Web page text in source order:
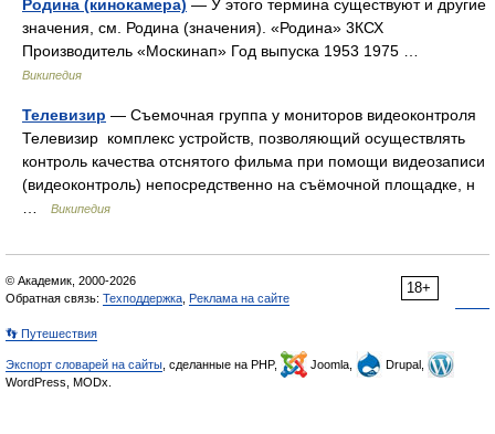
Родина (кинокамера) — У этого термина существуют и другие
значения, см. Родина (значения). «Родина» 3КСХ
Производитель «Москинап» Год выпуска 1953 1975 …
Википедия
Телевизир — Съемочная группа у мониторов видеоконтроля
Телевизир комплекс устройств, позволяющий осуществлять
контроль качества отснятого фильма при помощи видеозаписи
(видеоконтроль) непосредственно на съёмочной площадке, н
…
Википедия
18+
© Академик, 2000-2026
Обратная связь: Техподдержка Реклама на сайте
👣 Путешествия
Экспорт словарей на сайты , сделанные на PHP, Joomla,
Drupal,
WordPress, MODx.